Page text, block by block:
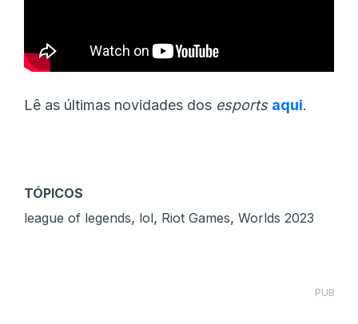
Lê as últimas novidades dos esports aqui.
TÓPICOS
league of legends, lol, Riot Games, Worlds 2023
PUB